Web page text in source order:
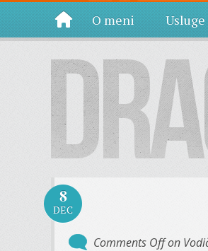
O meni Usluge
8
DEC
Comments Offon